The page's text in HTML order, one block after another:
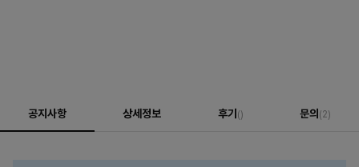
공지사항 상세정보 후기 () 문의 (2)